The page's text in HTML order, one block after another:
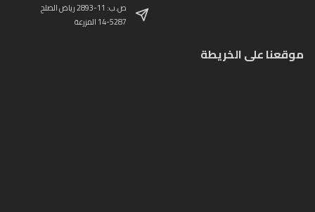
ص.ب: 11-2893 رياض الصلح
14-5287 المزرعة
موقعنا على الخريطة